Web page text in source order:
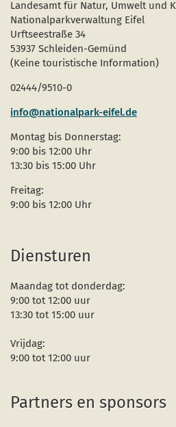
Landesamt für Natur, Umwelt und
Nationalparkverwaltung Eifel
Urftseestraße 34
53937 Schleiden-Gemünd
(Keine touristische Information)
02444/9510-0
info@nationalpark-eifel.de
Montag bis Donnerstag:
9:00 bis 12:00 Uhr
13:30 bis 15:00 Uhr
Freitag:
9:00 bis 12:00 Uhr
Diensturen
Maandag tot donderdag:
9:00 tot 12:00 uur
13:30 tot 15:00 uur
Vrijdag:
9:00 tot 12:00 uur
Partners en sponsors